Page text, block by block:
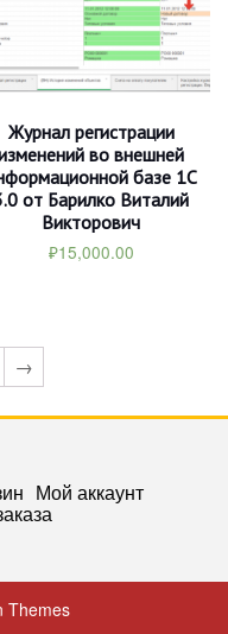
Журнал регистрации
во внешней
базе 1С
от Барилко Виталий
Викторович
₽15,000.00
→
Мой аккаунт
Themes